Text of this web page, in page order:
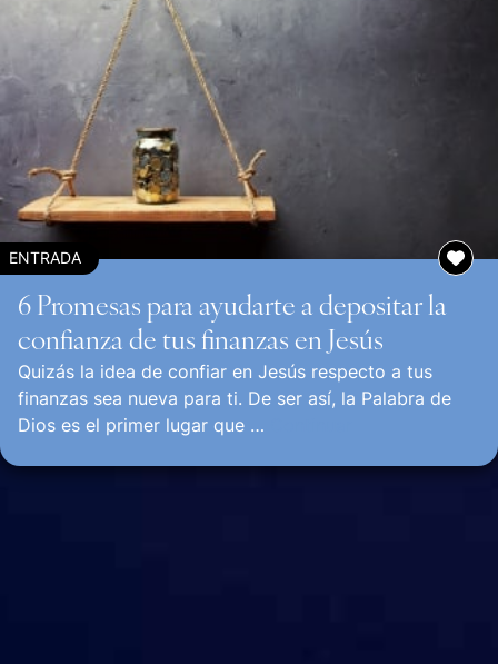
ENTRADA
6 Promesas para ayudarte a depositar la
confianza de tus finanzas en Jesús
Quizás la idea de confiar en Jesús respecto a tus
finanzas sea nueva para ti. De ser así, la Palabra de
Dios es el primer lugar que …